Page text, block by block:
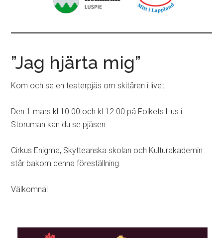
”Jag hjärta mig”
Kom och se en teaterpjäs om skitåren i livet.
Den 1 mars kl 10.00 och kl 12.00 på Folkets Hus i
Storuman kan du se pjäsen.
Cirkus Enigma, Skytteanska skolan och Kulturakademin
står bakom denna föreställning.
Välkomna!